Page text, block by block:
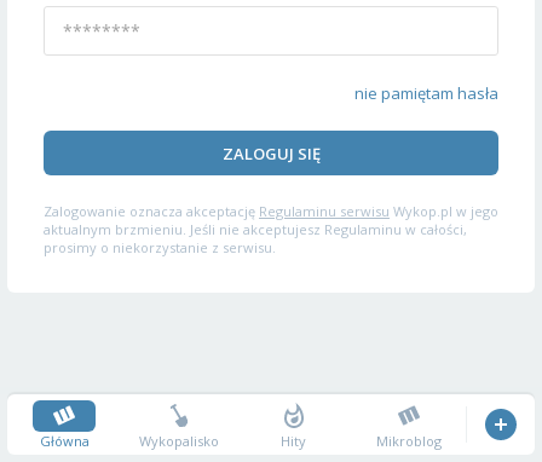
nie pamiętam hasła
ZALOGUJ SIĘ
Zalogowanie oznacza akceptację Regulaminu serwisu Wykop.pl w jego
aktualnym brzmieniu. Jeśli nie akceptujesz Regulaminu w całości,
prosimy o niekorzystanie z serwisu.
Główna Wykopalisko Hity Mikroblog